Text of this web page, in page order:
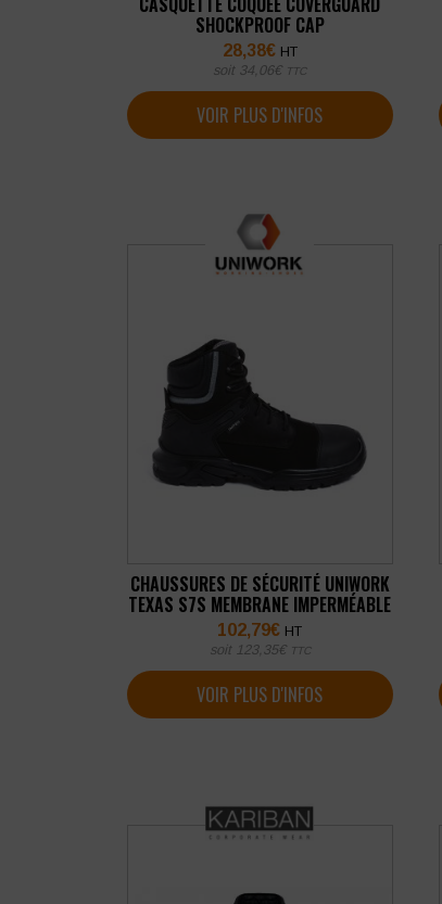
SHOCKPROOF CAP
28,38€ HT
soit 34,06€ TTC
VOIR PLUS D'INFOS
CHAUSSURES DE SÉCURITÉ UNIWORK
TEXAS S7S MEMBRANE IMPERMÉABLE
102,79€ HT
soit 123,35€ TTC
VOIR PLUS D'INFOS